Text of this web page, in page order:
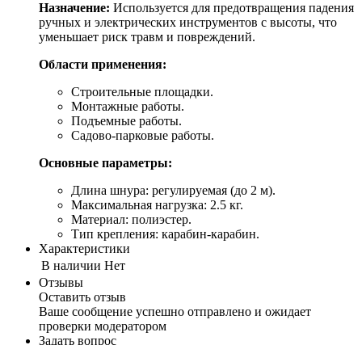
Назначение: Используется для предотвращения падения
ручных и электрических инструментов с высоты, что
уменьшает риск травм и повреждений.
Области применения:
Строительные площадки.
Монтажные работы.
Подъемные работы.
Садово-парковые работы.
Основные параметры:
Длина шнура: регулируемая (до 2 м).
Максимальная нагрузка: 2.5 кг.
Материал: полиэстер.
Тип крепления: карабин-карабин.
Характеристики
В наличии Нет
Отзывы
Оставить отзыв
Ваше сообщение успешно отправлено и ожидает
проверки модератором
Задать вопрос